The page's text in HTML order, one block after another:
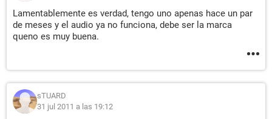
Lamentablemente es verdad, tengo uno apenas hace un par
de meses y el audio ya no funciona, debe ser la marca
queno es muy buena.
sTUARD
31 jul 2011 a las 19:12